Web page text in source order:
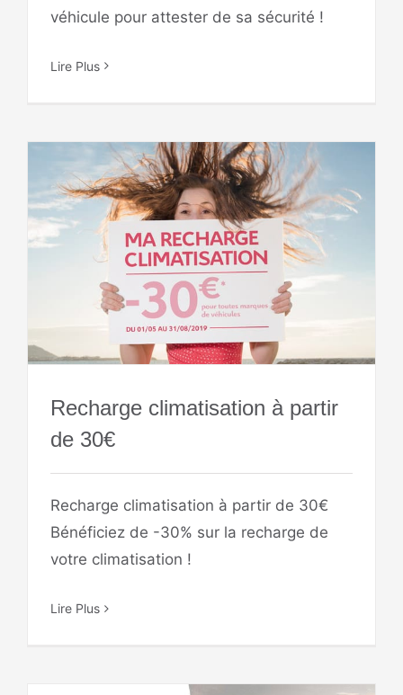
véhicule pour attester de sa sécurité !
Lire Plus
Recharge climatisation à partir
de 30€
Recharge climatisation à partir de 30€
Bénéficiez de -30% sur la recharge de
votre climatisation !
Lire Plus